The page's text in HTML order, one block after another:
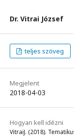
Dr. Vitrai József
teljes szöveg
Megjelent
2018-04-03
Hogyan kell idézni
VitraiJ. (2018).